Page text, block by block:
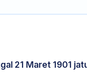
21 Maret 1901